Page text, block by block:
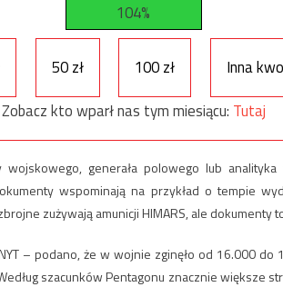
104%
50 zł 100 zł
Inna
Zobacz kto wparł nas tym miesiącu: Tutaj
generała polowego lub
wspominają na przykład o tempie
zużywają amunicji HIMARS, ale dokumenty
– podano, że w wojnie zginęło od 16.000 do
szacunków Pentagonu znacznie większe